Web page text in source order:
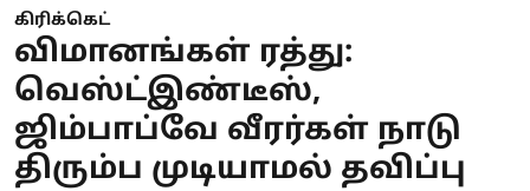
கிரிக்கெட்
விமானங்கள் ரத்து:
வெஸ்ட்இண்டீஸ்,
ஜிம்பாப்வே வீரர்கள் நாடு
திரும்ப முடியாமல் தவிப்பு